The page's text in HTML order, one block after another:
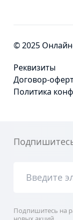
© 2025
Реквизиты
Договор-
Политика
Подпишитесь на